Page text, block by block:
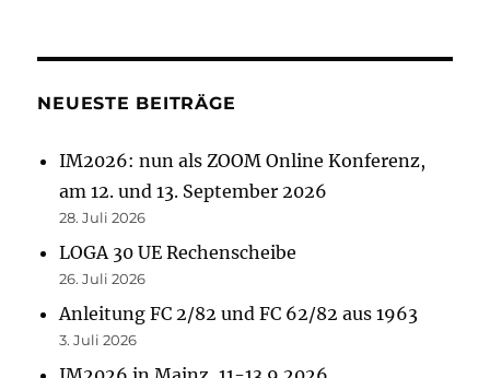
NEUESTE BEITRÄGE
IM2026: nun als ZOOM Online Konferenz,
am 12. und 13. September 2026
28. Juli 2026
LOGA 30 UE Rechenscheibe
26. Juli 2026
Anleitung FC 2/82 und FC 62/82 aus 1963
3. Juli 2026